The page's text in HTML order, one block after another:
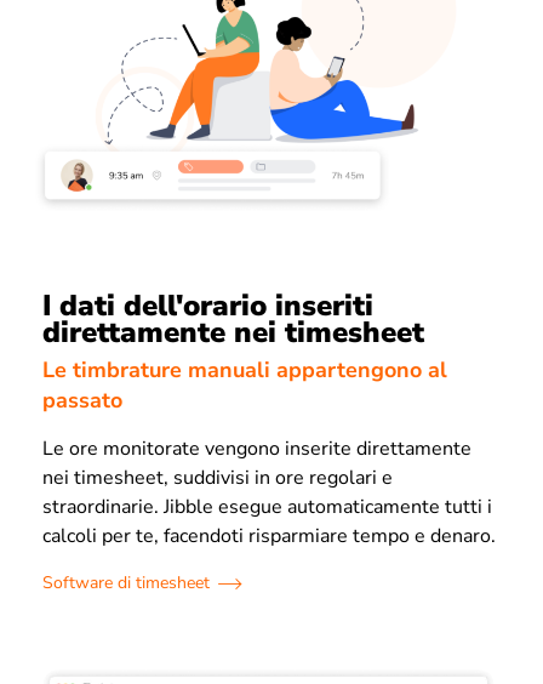
I dati dell'orario inseriti
direttamente nei timesheet
Le timbrature manuali appartengono al
passato
Le ore monitorate vengono inserite direttamente
nei timesheet, suddivisi in ore regolari e
straordinarie. Jibble esegue automaticamente tutti i
calcoli per te, facendoti risparmiare tempo e denaro.
Software di timesheet